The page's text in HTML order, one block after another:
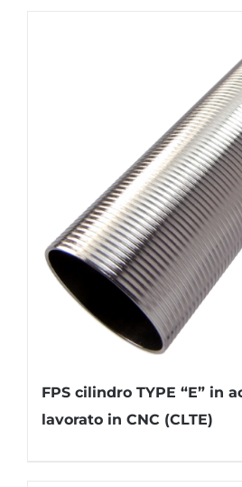
FPS cilindro TYPE “E” in
lavorato in CNC (CLTE)